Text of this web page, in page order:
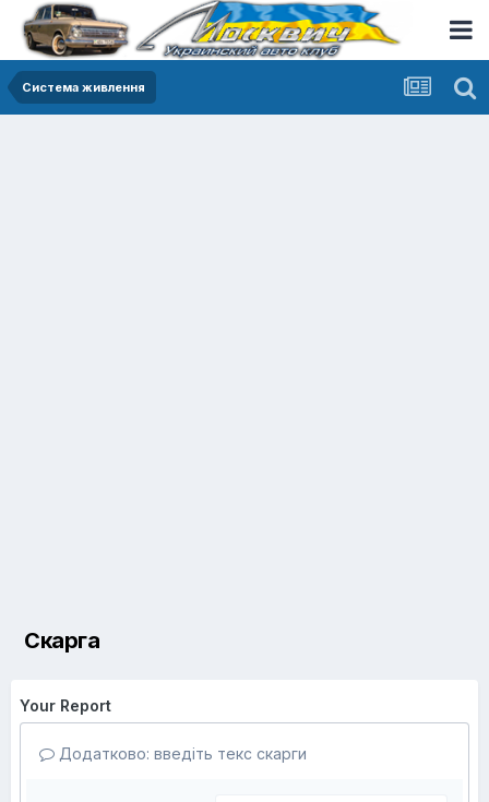
Система живлення
Скарга
Your Report
Додатково: введіть текс скарги